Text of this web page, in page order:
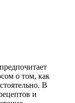
о том, как
В
и